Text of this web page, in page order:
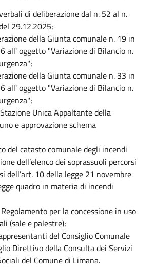
di deliberazione dal n. 52 al n.
29.12.2025;
della Giunta comunale n. 19 in
all' oggetto "Variazione di Bilancio n.
della Giunta comunale n. 33 in
all' oggetto "Variazione di Bilancio n.
Unica Appaltante della
e approvazione schema
del catasto comunale degli incendi
dell’elenco dei soprassuoli percorsi
dell’art. 10 della legge 21 novembre
quadro in materia di incendi
per la concessione in uso
(sale e palestre);
del Consiglio Comunale
Direttivo della Consulta dei Servizi
del Comune di Limana.